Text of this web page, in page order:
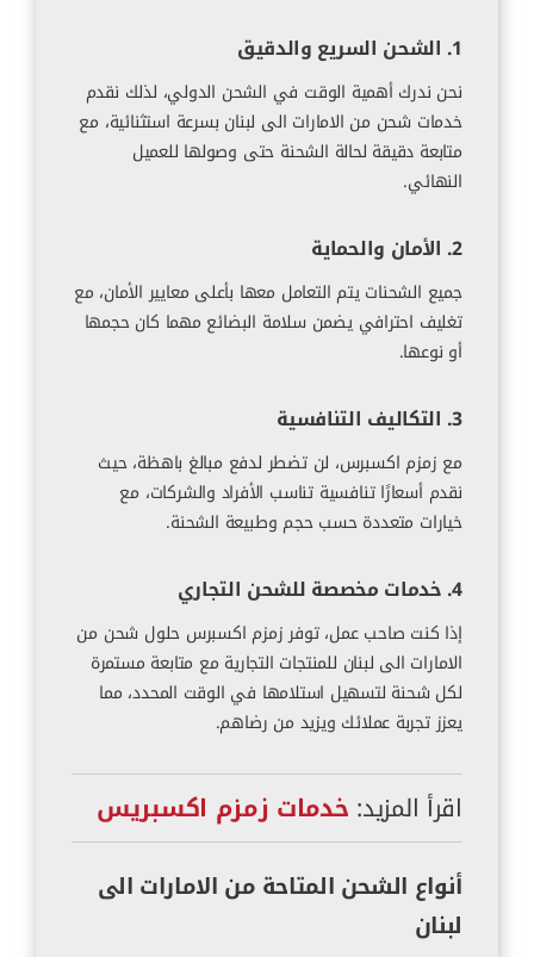
1. الشحن السريع والدقيق
نحن ندرك أهمية الوقت في الشحن الدولي، لذلك نقدم
خدمات شحن من الامارات الى لبنان بسرعة استثنائية، مع
متابعة دقيقة لحالة الشحنة حتى وصولها للعميل
النهائي.
2. الأمان والحماية
جميع الشحنات يتم التعامل معها بأعلى معايير الأمان، مع
تغليف احترافي يضمن سلامة البضائع مهما كان حجمها
أو نوعها.
3. التكاليف التنافسية
مع زمزم اكسبرس، لن تضطر لدفع مبالغ باهظة، حيث
نقدم أسعارًا تنافسية تناسب الأفراد والشركات، مع
خيارات متعددة حسب حجم وطبيعة الشحنة.
4. خدمات مخصصة للشحن التجاري
إذا كنت صاحب عمل، توفر زمزم اكسبرس حلول شحن من
الامارات الى لبنان للمنتجات التجارية مع متابعة مستمرة
لكل شحنة لتسهيل استلامها في الوقت المحدد، مما
يعزز تجربة عملائك ويزيد من رضاهم.
اقرأ المزيد: خدمات زمزم اكسبريس
أنواع الشحن المتاحة من الامارات الى
لبنان